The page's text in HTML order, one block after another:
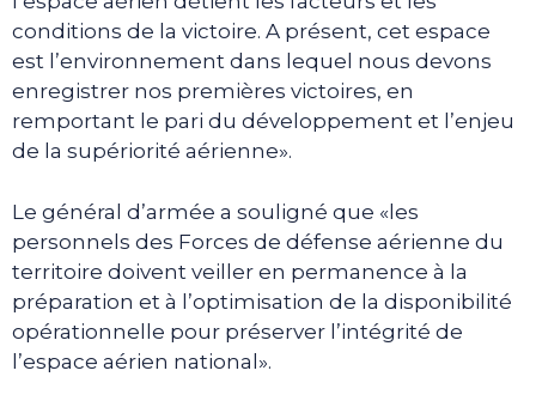
conditions de la victoire. A présent, cet espace
est l’environnement dans lequel nous devons
enregistrer nos premières victoires, en
remportant le pari du développement et l’enjeu
de la supériorité aérienne».
Le général d’armée a souligné que «les
personnels des Forces de défense aérienne du
territoire doivent veiller en permanence à la
préparation et à l’optimisation de la disponibilité
opérationnelle pour préserver l’intégrité de
l’espace aérien national».